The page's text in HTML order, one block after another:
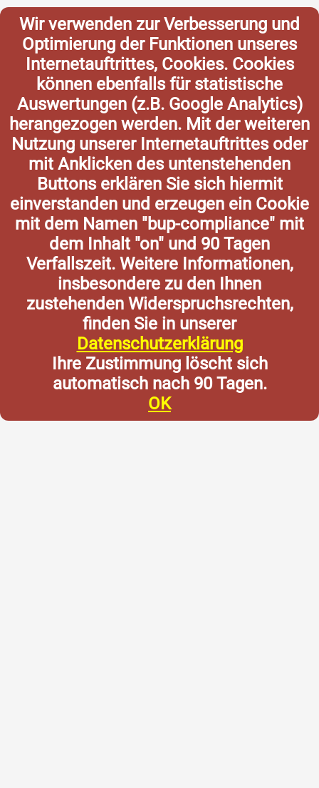
Wir verwenden zur Verbesserung und
Optimierung der Funktionen unseres
Internetauftrittes, Cookies. Cookies
können ebenfalls für statistische
Auswertungen (z.B. Google Analytics)
herangezogen werden. Mit der weiteren
Nutzung unserer Internetauftrittes oder
mit Anklicken des untenstehenden
Buttons erklären Sie sich hiermit
einverstanden und erzeugen ein Cookie
mit dem Namen "bup-compliance" mit
dem Inhalt "on" und 90 Tagen
Verfallszeit. Weitere Informationen,
insbesondere zu den Ihnen
zustehenden Widerspruchsrechten,
finden Sie in unserer
Datenschutzerklärung
Ihre Zustimmung löscht sich
automatisch nach 90 Tagen.
OK